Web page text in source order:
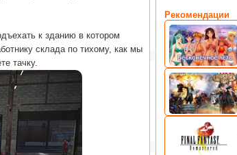
к зданию в котором
склада по тихому, как мы
тачку.
Рекомендации